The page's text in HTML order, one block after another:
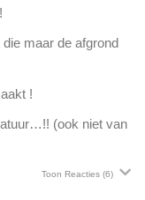
maar de afgrond
!
(ook niet van
Toon Reacties (6)